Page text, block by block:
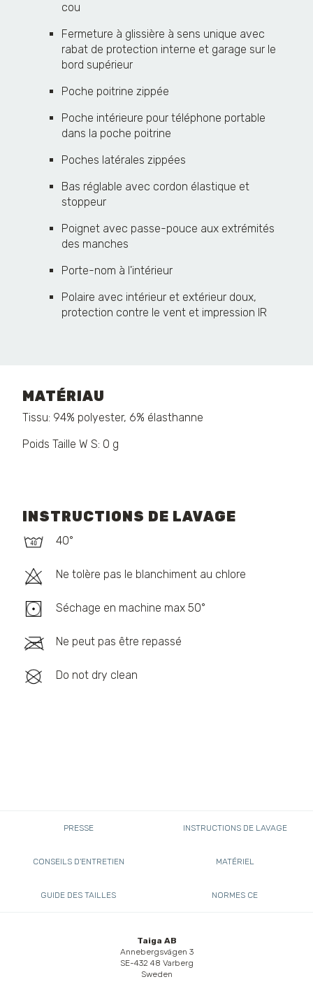
cou
Fermeture à glissière à sens unique avec
rabat de protection interne et garage sur le
bord supérieur
Poche poitrine zippée
Poche intérieure pour téléphone portable
dans la poche poitrine
Poches latérales zippées
Bas réglable avec cordon élastique et
stoppeur
Poignet avec passe-pouce aux extrémités
des manches
Porte-nom à l'intérieur
Polaire avec intérieur et extérieur doux,
protection contre le vent et impression IR
MATÉRIAU
Tissu: 94% polyester, 6% élasthanne
Poids Taille W S: 0 g
INSTRUCTIONS DE LAVAGE
40°
Ne tolère pas le blanchiment au chlore
Séchage en machine max 50°
Ne peut pas être repassé
Do not dry clean
PRESSE INSTRUCTIONS DE LAVAGE
CONSEILS D'ENTRETIEN MATÉRIEL
GUIDE DES TAILLES NORMES CE
Taiga AB
Annebergsvägen 3
SE-432 48 Varberg
Sweden